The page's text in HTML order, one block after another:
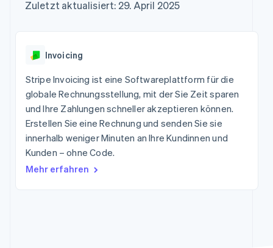
Authorization
Optimierung der
Autorisierungsraten
Link
Beschleunigter
Bezahlvorgang
Financial
Connections
Finanzdaten
Data Pipeline
Datensynchronisierung
Geldmanagement
SaaS
Nach Branche
KI-Unternehmen
Creator Economy
Gaming
Bewirtung, Reisen und
Freizeit
Medien und
Gemeinnützige
Marktplatz auf
Abonnementverwaltung
Abrechnung um
Stablecoin-gestützte
Karten ausgeben: So
geht´s
Bereitstellung und
Verwaltung von
Diensten mit Agenten
Ressourcen
Kontakt
Sales-Team
kontaktieren
Partner werden
Zuletzt aktualisiert: 29. April 2025
Invoicing
Stripe Invoicing ist eine Softwareplattform für die
globale Rechnungsstellung, mit der Sie Zeit sparen
und Ihre Zahlungen schneller akzeptieren können.
Erstellen Sie eine Rechnung und senden Sie sie
innerhalb weniger Minuten an Ihre Kundinnen und
Kunden – ohne Code.
Mehr erfahren